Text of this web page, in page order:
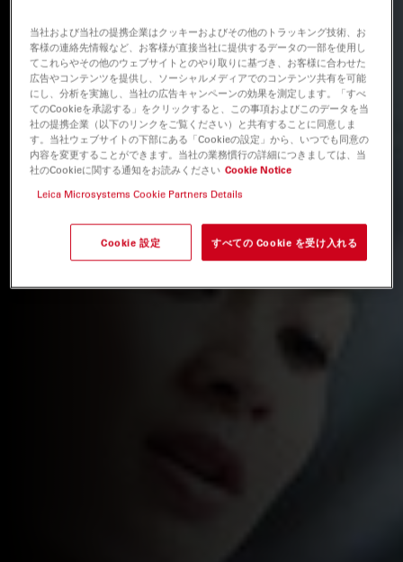
当社および当社の提携企業はクッキーおよびその他のトラッキング技術、お
客様の連絡先情報など、お客様が直接当社に提供するデータの一部を使用し
てこれらやその他のウェブサイトとのやり取りに基づき、お客様に合わせた
広告やコンテンツを提供し、ソーシャルメディアでのコンテンツ共有を可能
にし、分析を実施し、当社の広告キャンペーンの効果を測定します。「すべ
てのCookieを承認する」をクリックすると、この事項およびこのデータを当
社の提携企業（以下のリンクをご覧ください）と共有することに同意しま
す。当社ウェブサイトの下部にある「Cookieの設定」から、いつでも同意の
内容を変更することができます。当社の業務慣行の詳細につきましては、当
社のCookieに関する通知をお読みください Cookie Notice
Leica Microsystems Cookie Partners Details
Cookie 設定 すべての Cookie を受け入れる